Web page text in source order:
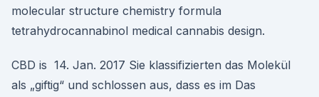
molecular structure chemistry formula
tetrahydrocannabinol medical cannabis design.
CBD is 14. Jan. 2017 Sie klassifizierten das Molekül
als „giftig“ und schlossen aus, dass es im Das